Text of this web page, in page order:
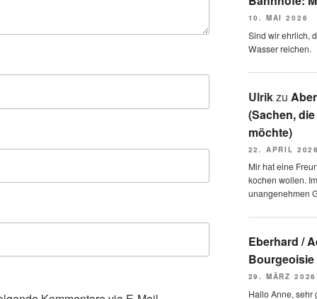
10. MAI 2026
Sind wir ehrlich,
Wasser reichen.
Ulrikzu
(Sachen,
möchte)
22. APRIL
Mir hat eine
kochen wollen.
unangenehmen
Eberhard /
Bourgeoisie
29. MÄRZ 2026
Hallo Anne, sehr